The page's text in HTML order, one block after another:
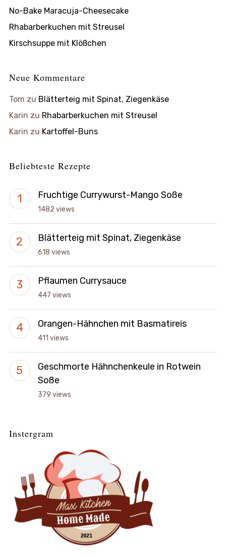
No-Bake Maracuja-Cheesecake
Rhabarberkuchen mit Streusel
Kirschsuppe mit Klößchen
Neue Kommentare
Tom zu Blätterteig mit Spinat, Ziegenkäse
Karin zu Rhabarberkuchen mit Streusel
Karin zu Kartoffel-Buns
Beliebteste Rezepte
Fruchtige Currywurst-Mango Soße
1482 views
Blätterteig mit Spinat, Ziegenkäse
618 views
Pflaumen Currysauce
447 views
Orangen-Hähnchen mit Basmatireis
411 views
Geschmorte Hähnchenkeule in Rotwein
Soße
379 views
Instergram